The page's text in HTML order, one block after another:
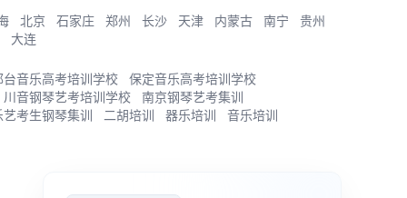
北京 石家庄 郑州 长沙 天津 内蒙古 南宁
贵州
大连
台音乐高考培训学校
保定音乐高考培训学校
川音钢琴艺考培训学校
南京钢琴艺考集训
艺考生钢琴集训
二胡培训 器乐培训 音乐培训